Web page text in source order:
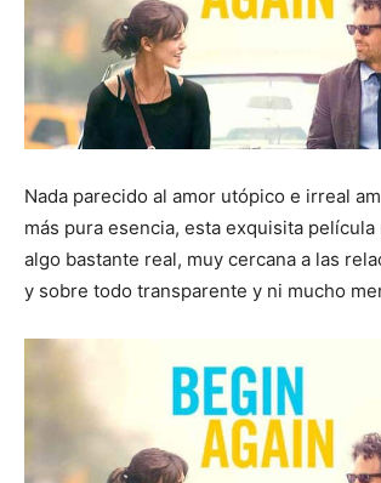
Nada parecido al amor utópico e irreal
más pura esencia, esta exquisita
algo bastante real, muy cercana a las
y sobre todo transparente y ni mucho